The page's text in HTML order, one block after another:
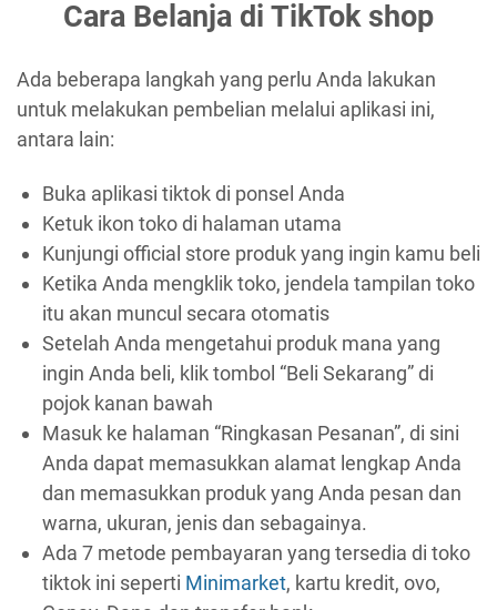
Cara Belanja di TikTok shop
Ada beberapa langkah yang perlu Anda lakukan
untuk melakukan pembelian melalui aplikasi ini,
antara lain:
Buka aplikasi tiktok di ponsel Anda
Ketuk ikon toko di halaman utama
Kunjungi official store produk yang ingin kamu beli
Ketika Anda mengklik toko, jendela tampilan toko
itu akan muncul secara otomatis
Setelah Anda mengetahui produk mana yang
ingin Anda beli, klik tombol “Beli Sekarang” di
pojok kanan bawah
Masuk ke halaman “Ringkasan Pesanan”, di sini
Anda dapat memasukkan alamat lengkap Anda
dan memasukkan produk yang Anda pesan dan
warna, ukuran, jenis dan sebagainya.
Ada 7 metode pembayaran yang tersedia di toko
tiktok ini seperti Minimarket, kartu kredit, ovo,